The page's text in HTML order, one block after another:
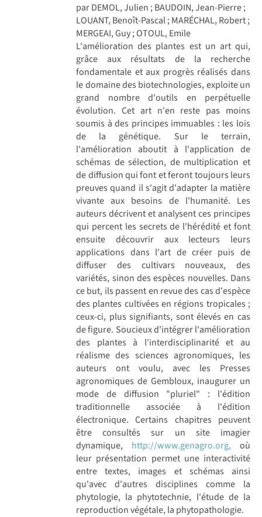
par DEMOL, Julien ; BAUDOIN, Jean-Pierre ;
LOUANT, Benoît-Pascal ; MARÉCHAL, Robert ;
MERGEAI, Guy ; OTOUL, Emile
L'amélioration des plantes est un art qui,
grâce aux résultats de la recherche
fondamentale et aux progrès réalisés dans
le domaine des biotechnologies, exploite un
grand nombre d'outils en perpétuelle
évolution. Cet art n'en reste pas moins
soumis à des principes immuables : les lois
de la génétique. Sur le terrain,
l'amélioration aboutit à l'application de
schémas de sélection, de multiplication et
de diffusion qui font et feront toujours leurs
preuves quand il s'agit d'adapter la matière
vivante aux besoins de l'humanité. Les
auteurs décrivent et analysent ces principes
qui percent les secrets de l'hérédité et font
ensuite découvrir aux lecteurs leurs
applications dans l'art de créer puis de
diffuser des cultivars nouveaux, des
variétés, sinon des espèces nouvelles. Dans
ce but, ils passent en revue des cas d'espèce
des plantes cultivées en régions tropicales ;
ceux-ci, plus signifiants, sont élevés en cas
de figure. Soucieux d'intégrer l'amélioration
des plantes à l'interdisciplinarité et au
réalisme des sciences agronomiques, les
auteurs ont voulu, avec les Presses
agronomiques de Gembloux, inaugurer un
mode de diffusion "pluriel" : l'édition
traditionnelle associée à l'édition
électronique. Certains chapitres peuvent
être consultés sur un site imagier
dynamique, http://www.genagro.org, où
leur présentation permet une interactivité
entre textes, images et schémas ainsi
qu'avec d'autres disciplines comme la
phytologie, la phytotechnie, l'étude de la
reproduction végétale, la phytopathologie.